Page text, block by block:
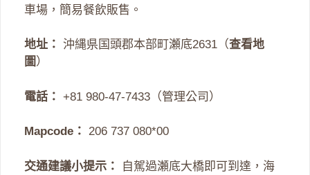
車場，簡易餐飲販售。
地址： 沖縄県国頭郡本部町瀬底2631（查看地
圖）
電話： +81 980-47-7433（管理公司）
Mapcode： 206 737 080*00
交通建議小提示：
自駕過瀬底大橋即可到達，海